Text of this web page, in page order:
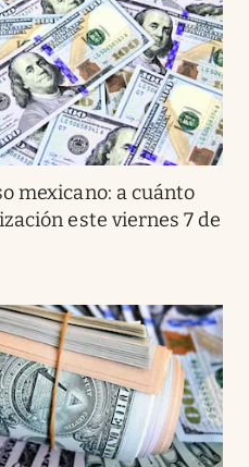
mexicano: a cuánto
este viernes 7 de